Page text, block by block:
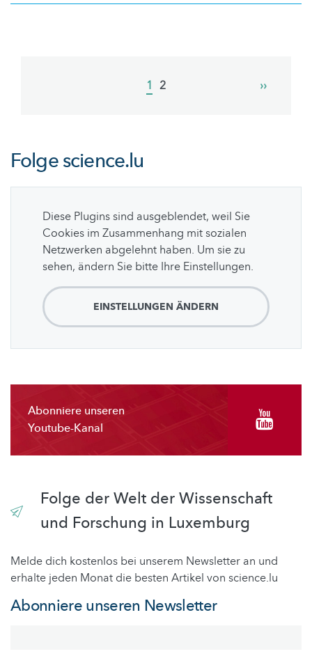
Current
1 Page
2
Next
››
Folgescience.lu
Diese Plugins sind ausgeblendet, weil Sie
Cookies im Zusammenhang mit sozialen
Netzwerken abgelehnt haben. Um sie zu
sehen, ändern Sie bitte Ihre Einstellungen.
EINSTELLUNGEN ÄNDERN
Abonniere unseren
Youtube-Kanal
Folge der Welt der Wissenschaft
und Forschung in Luxemburg
Melde dich kostenlos bei unserem Newsletter an und
erhalte jeden Monat die besten Artikel von science.lu
Abonniere unseren Newsletter